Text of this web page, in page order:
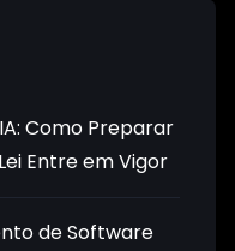
Como Preparar
Entre em Vigor
de Software